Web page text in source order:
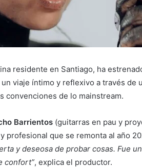
residente en Santiago, ha
viaje íntimo y reflexivo a través de
convenciones de lo mainstream.
Barrientos (guitarras en pau y
profesional que se remonta al año
y deseosa de probar cosas. Fue
confort”, explica el productor.